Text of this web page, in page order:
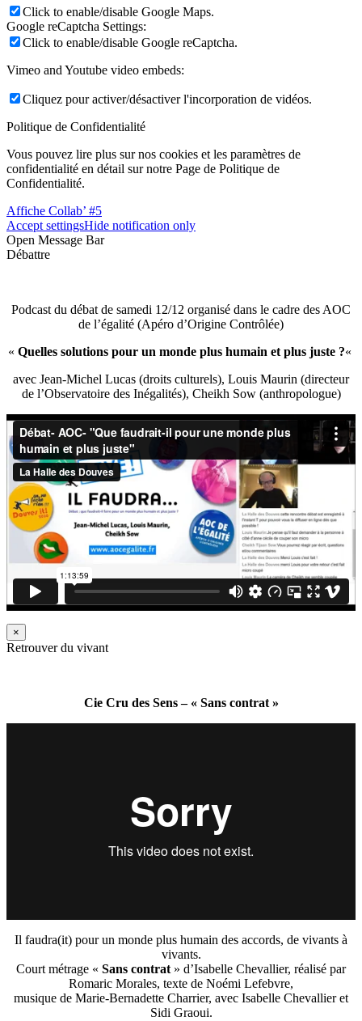
Click to enable/disable Google Maps.
Google reCaptcha Settings:
Click to enable/disable Google reCaptcha.
Vimeo and Youtube video embeds:
Cliquez pour activer/désactiver l'incorporation de vidéos.
Politique de Confidentialité
Vous pouvez lire plus sur nos cookies et les paramètres de
confidentialité en détail sur notre Page de Politique de
Confidentialité.
Affiche Collab’ #5
Accept settingsHide notification only
Open Message Bar
Débattre
Podcast du débat de samedi 12/12 organisé dans le cadre des AOC
de l’égalité (Apéro d’Origine Contrôlée)
« Quelles solutions pour un monde plus humain et plus juste ?«
avec Jean-Michel Lucas (droits culturels), Louis Maurin (directeur
de l’Observatoire des Inégalités), Cheikh Sow (anthropologue)
×
Retrouver du vivant
Cie Cru des Sens – « Sans contrat »
Il faudra(it) pour un monde plus humain des accords, de vivants à
vivants.
Court métrage « Sans contrat » d’Isabelle Chevallier, réalisé par
Romaric Morales, texte de Noémi Lefebvre,
musique de Marie-Bernadette Charrier, avec Isabelle Chevallier et
Sidi Graoui.